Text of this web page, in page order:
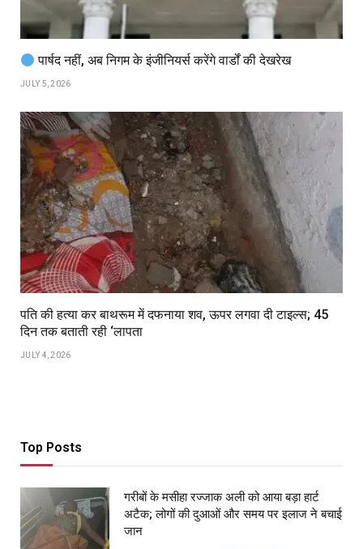
पार्षद नहीं, अब निगम के इंजीनियर्स करेंगे वार्डों की देखरेख
JULY 5, 2026
पति की हत्या कर बाथरूम में दफनाया शव, ऊपर लगवा दी टाइल्स; 45
दिन तक बताती रही ‘लापता
JULY 4, 2026
Top Posts
गरीबों के मसीहा रज्‍जाक अली को आया बड़ा हार्ट
अटैक; लोगों की दुआओं और समय पर इलाज ने बचाई
जान